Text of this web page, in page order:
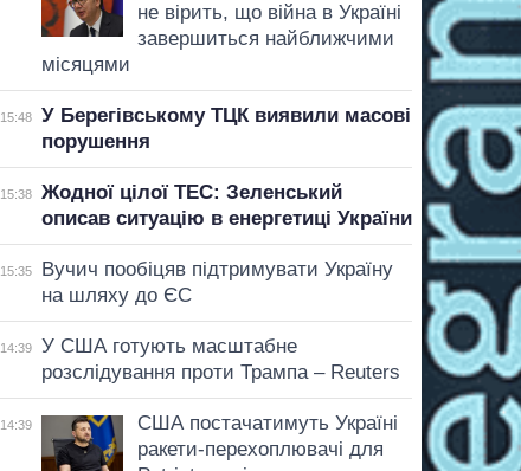
не вірить, що війна в Україні
завершиться найближчими
місяцями
15:48
У Берегівському ТЦК виявили масові
порушення
15:38
Жодної цілої ТЕС: Зеленський
описав ситуацію в енергетиці України
15:35
Вучич пообіцяв підтримувати Україну
на шляху до ЄС
14:39
У США готують масштабне
розслідування проти Трампа – Reuters
14:39
США постачатимуть Україні
ракети-перехоплювачі для